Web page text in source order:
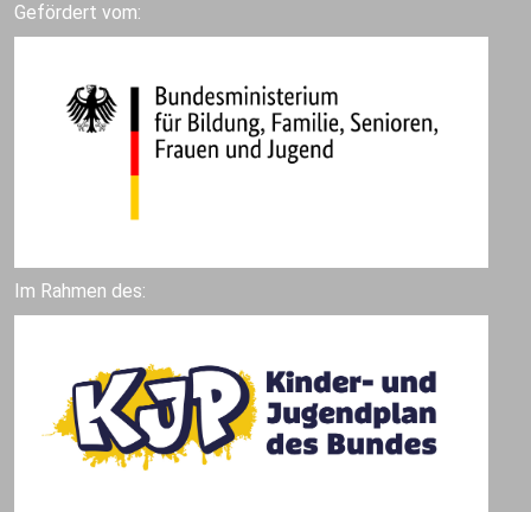
Gefördert vom:
Im Rahmen des: